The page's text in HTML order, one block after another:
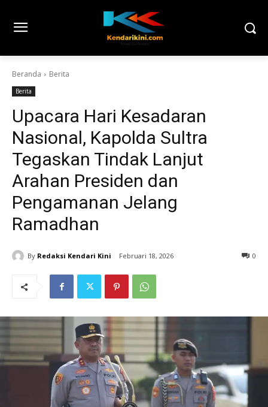
Beranda Berita
Berita
Upacara Hari Kesadaran
Nasional, Kapolda Sultra
Tegaskan Tindak Lanjut
Arahan Presiden dan
Pengamanan Jelang
Ramadhan
By Redaksi Kendari Kini Februari 18, 2026 0